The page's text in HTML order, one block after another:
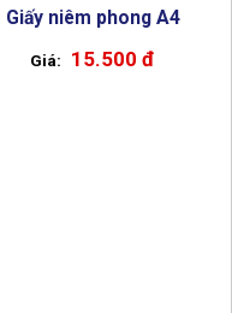
Giấy niêm phong A4
15.500 đ